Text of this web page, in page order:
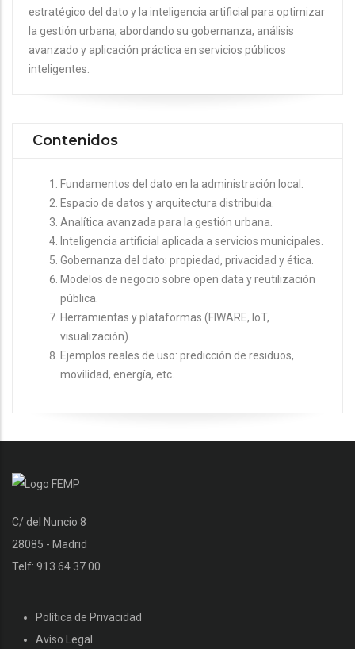
estratégico del dato y la inteligencia artificial para optimizar
la gestión urbana, abordando su gobernanza, análisis
avanzado y aplicación práctica en servicios públicos
inteligentes.
Contenidos
Fundamentos del dato en la administración local.
Espacio de datos y arquitectura distribuida.
Analítica avanzada para la gestión urbana.
Inteligencia artificial aplicada a servicios municipales.
Gobernanza del dato: propiedad, privacidad y ética.
Modelos de negocio sobre open data y reutilización
pública.
Herramientas y plataformas (FIWARE, IoT,
visualización).
Ejemplos reales de uso: predicción de residuos,
movilidad, energía, etc.
C/ del Nuncio 8
28085 - Madrid
Telf: 913 64 37 00
Política de Privacidad
Aviso Legal